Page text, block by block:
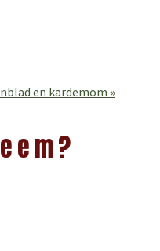
en kardemom »